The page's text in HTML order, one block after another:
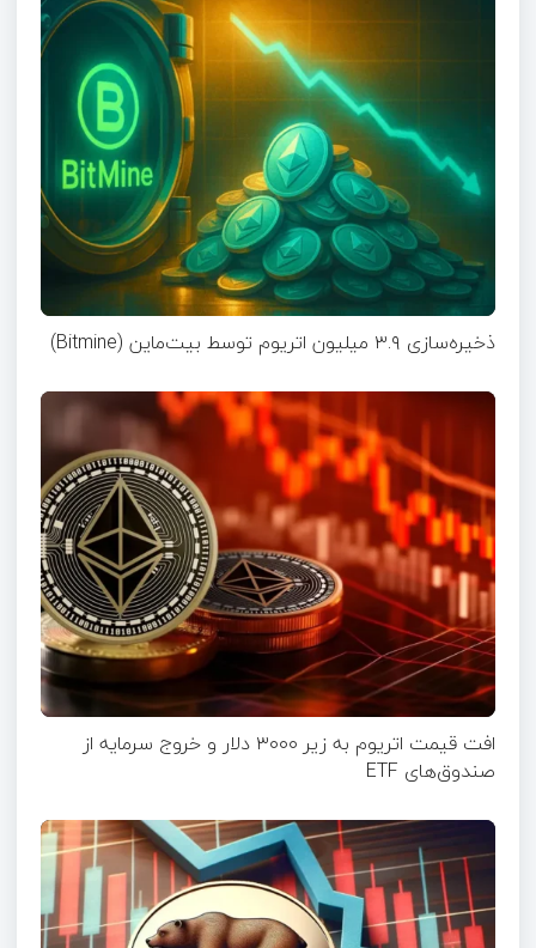
ذخیره‌سازی ۳.۹ میلیون اتریوم توسط بیت‌ماین (Bitmine)
افت قیمت اتریوم به زیر ۳۰۰۰ دلار و خروج سرمایه از
صندوق‌های ETF